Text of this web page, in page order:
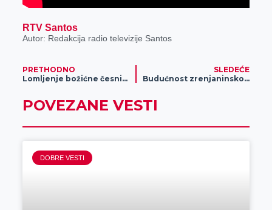
RTV Santos
Autor: Redakcija radio televizije Santos
PRETHODNO
Lomljenje božićne česnice u Uspenskom hramu
SLEDEĆE
Budućnost zrenjaninskog rukometa
POVEZANE VESTI
DOBRE VESTI